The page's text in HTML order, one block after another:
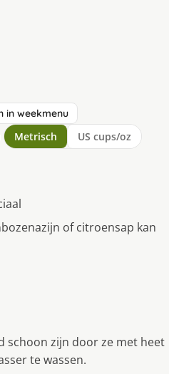
in weekmenu
Metrisch US cups/oz
of citroensap kan
schoon zijn door ze met heet
te wassen.